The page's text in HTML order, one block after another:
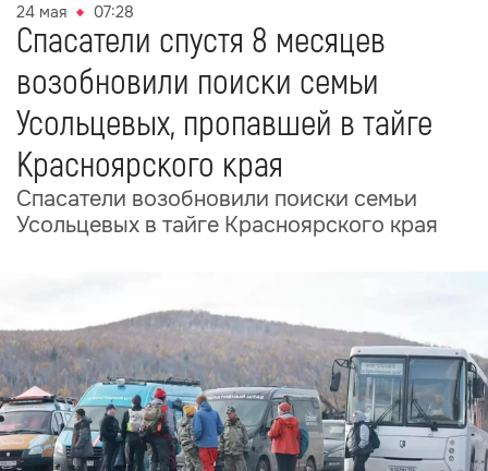
24 мая 07:28
Спасатели спустя 8 месяцев
возобновили поиски семьи
Усольцевых, пропавшей в тайге
Красноярского края
Спасатели возобновили поиски семьи
Усольцевых в тайге Красноярского края